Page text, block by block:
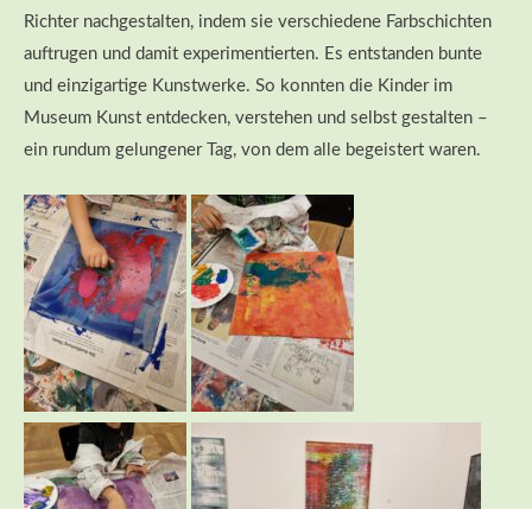
Richter nachgestalten, indem sie verschiedene Farbschichten
auftrugen und damit experimentierten. Es entstanden bunte
und einzigartige Kunstwerke. So konnten die Kinder im
Museum Kunst entdecken, verstehen und selbst gestalten –
ein rundum gelungener Tag, von dem alle begeistert waren.